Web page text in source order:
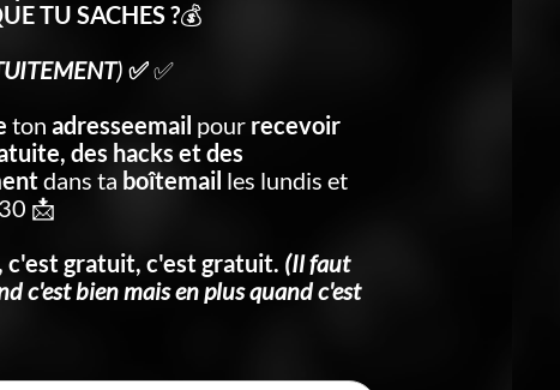
TU SACHES ?💰
) ✅✅
ton adresseemail pour recevoir
des hacks et des
dans ta boîtemail les lundis et
📩
c'est gratuit, c'est gratuit. (Il faut
c'est bien mais en plus quand c'est